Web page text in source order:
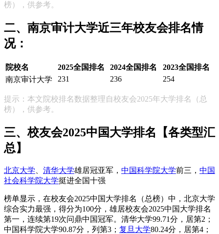
榜），供参考。
二、南京审计大学近三年校友会排名情
况：
院校名 2025全国排名 2024全国排名
2023全国排名
南京审计大学
231 236 254
提示：本文院校排名数据整理自校友会2025年大学排名（总
榜），供参考。
三、校友会2025中国大学排名【各类型汇
总】
北京大学 清华大学雄居冠亚军， 中国科学院大学前三， 中国
社会科学院大学挺进全国十强
榜单显示，在校友会2025中国大学排名（总榜）中，北京大学
综合实力最强，得分为100分，雄居校友会2025中国大学排名
第一，连续第19次问鼎中国冠军。清华大学99.71分，居第2；
中国科学院大学90.87分，列第3； 复旦大学80.24分，居第4；